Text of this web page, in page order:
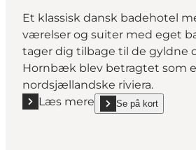
Et klassisk dansk badehotel
værelser og suiter med eget
tager dig tilbage til de gyldne
Hornbæk blev betragtet som
nordsjællandske riviera.
Læs mere
Læs mere "Hotel Bretagne"
Se på kort
show Hotel Bretagne